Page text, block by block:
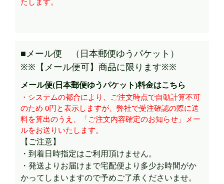
■メール便 （日本郵便ゆうパケット）
※※【メール便可】商品に限ります※※
メール便(日本郵便ゆうパケット)料金はこちら
・システムの都合により、ご注文時点で自動計算不可
のため 0円と表示しますが、弊社で受注確認の際に送
料を算出のうえ、「ご注文内容確定のお知らせ」メー
ルをお送りいたします。
【ご注意】
・到着日時指定はご利用頂けません。
・発送よりお届けまで宅配便より多少お時間がか
かってしまいますので予めご了承くださいませ。